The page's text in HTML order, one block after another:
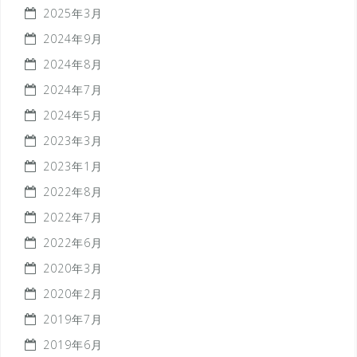
2025年3月
2024年9月
2024年8月
2024年7月
2024年5月
2023年3月
2023年1月
2022年8月
2022年7月
2022年6月
2020年3月
2020年2月
2019年7月
2019年6月